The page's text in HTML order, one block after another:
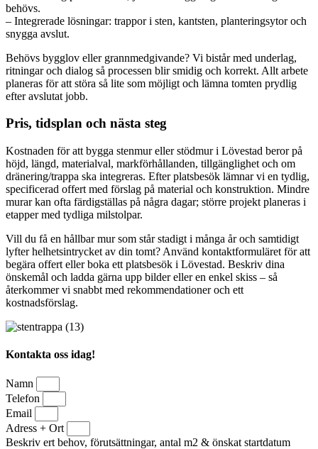
behövs.
– Integrerade lösningar: trappor i sten, kantsten, planteringsytor och
snygga avslut.
Behövs bygglov eller grannmedgivande? Vi bistår med underlag,
ritningar och dialog så processen blir smidig och korrekt. Allt arbete
planeras för att störa så lite som möjligt och lämna tomten prydlig
efter avslutat jobb.
Pris, tidsplan och nästa steg
Kostnaden för att bygga stenmur eller stödmur i Lövestad beror på
höjd, längd, materialval, markförhållanden, tillgänglighet och om
dränering/trappa ska integreras. Efter platsbesök lämnar vi en tydlig,
specificerad offert med förslag på material och konstruktion. Mindre
murar kan ofta färdigställas på några dagar; större projekt planeras i
etapper med tydliga milstolpar.
Vill du få en hållbar mur som står stadigt i många år och samtidigt
lyfter helhetsintrycket av din tomt? Använd kontaktformuläret för att
begära offert eller boka ett platsbesök i Lövestad. Beskriv dina
önskemål och ladda gärna upp bilder eller en enkel skiss – så
återkommer vi snabbt med rekommendationer och ett
kostnadsförslag.
Kontakta oss idag!
Namn
Telefon
Email
Adress + Ort
Beskriv ert behov, förutsättningar, antal m2 & önskat startdatum